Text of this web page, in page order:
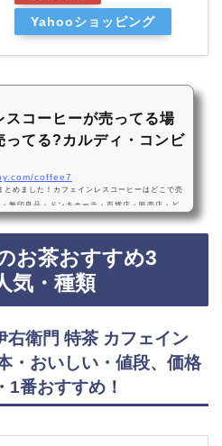
Yahooショッピング
スコーヒーが売ってる場
ってる?カルディ・コンビ
coffee7
めました！カフェインレスコーヒーはどこで売
無印良品・ドンキホーテ・百貨店・販売店・ど
コーヒー・デカフェカフェインレスコーヒーは、
品、ドンキホーテ、百貨店などに売っていま
、Amazonや楽天でもカフェインレスコーヒーが
ーヒーおすすめ3選・口コミでも人気UCC お
お茶おすすめ3
気・種類
右衛門 特茶 カフェイン
・おいしい・値段、価格
1番おすすめ！